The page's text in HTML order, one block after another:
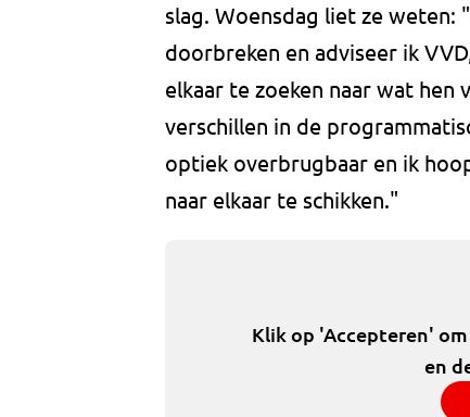
slag. Woensdag liet ze weten:
doorbreken en adviseer ik
elkaar te zoeken naar wat
verschillen in de
optiek overbrugbaar en ik
naar elkaar te schikken."
Klik op 'Accepteren'
en